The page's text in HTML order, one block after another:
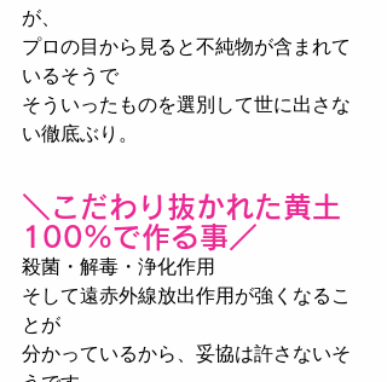
が、﻿
プロの目から見ると不純物が含まれて
いるそうで﻿
そういったものを選別して世に出さな
い徹底ぶり。﻿
＼こだわり抜かれた黄土
100%で作る事／﻿
殺菌・解毒・浄化作用﻿
そして遠赤外線放出作用が強くなるこ
とが﻿
分かっているから、妥協は許さないそ